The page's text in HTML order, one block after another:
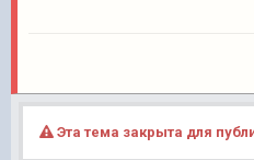
Эта тема закрыта для